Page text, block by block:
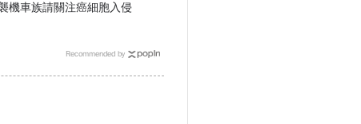
機車族請關注癌細胞入侵
Recommended by